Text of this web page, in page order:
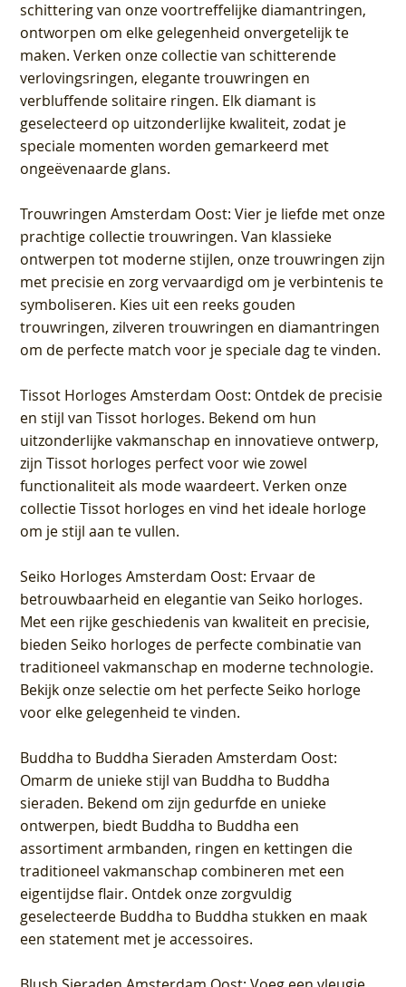
schittering van onze voortreffelijke diamantringen,
ontworpen om elke gelegenheid onvergetelijk te
maken. Verken onze collectie van schitterende
verlovingsringen, elegante trouwringen en
verbluffende solitaire ringen. Elk diamant is
geselecteerd op uitzonderlijke kwaliteit, zodat je
speciale momenten worden gemarkeerd met
ongeëvenaarde glans.
Trouwringen Amsterdam Oost: Vier je liefde met onze
prachtige collectie trouwringen. Van klassieke
ontwerpen tot moderne stijlen, onze trouwringen zijn
met precisie en zorg vervaardigd om je verbintenis te
symboliseren. Kies uit een reeks gouden
trouwringen, zilveren trouwringen en diamantringen
om de perfecte match voor je speciale dag te vinden.
Tissot Horloges Amsterdam Oost: Ontdek de precisie
en stijl van Tissot horloges. Bekend om hun
uitzonderlijke vakmanschap en innovatieve ontwerp,
zijn Tissot horloges perfect voor wie zowel
functionaliteit als mode waardeert. Verken onze
collectie Tissot horloges en vind het ideale horloge
om je stijl aan te vullen.
Seiko Horloges Amsterdam Oost: Ervaar de
betrouwbaarheid en elegantie van Seiko horloges.
Met een rijke geschiedenis van kwaliteit en precisie,
bieden Seiko horloges de perfecte combinatie van
traditioneel vakmanschap en moderne technologie.
Bekijk onze selectie om het perfecte Seiko horloge
voor elke gelegenheid te vinden.
Buddha to Buddha Sieraden Amsterdam Oost:
Omarm de unieke stijl van Buddha to Buddha
sieraden. Bekend om zijn gedurfde en unieke
ontwerpen, biedt Buddha to Buddha een
assortiment armbanden, ringen en kettingen die
traditioneel vakmanschap combineren met een
eigentijdse flair. Ontdek onze zorgvuldig
geselecteerde Buddha to Buddha stukken en maak
een statement met je accessoires.